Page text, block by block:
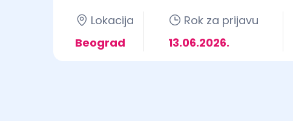
Lokacija
Beograd
Rok za prijavu
13.06.2026.